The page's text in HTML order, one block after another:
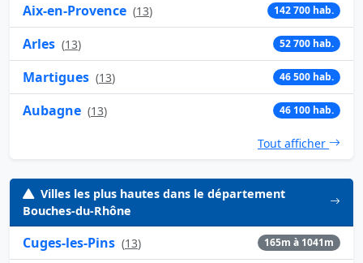
Aix-en-Provence (13) 142 700 hab.
Arles (13) 52 700 hab.
Martigues (13) 46 500 hab.
Aubagne (13) 46 100 hab.
Tout afficher
Villes les plus hautes dans le département
Bouches-du-Rhône
Cuges-les-Pins (13) 165m à 1041m